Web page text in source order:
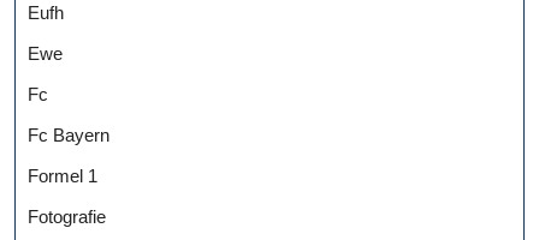
Eufh
Ewe
Fc
Fc Bayern
Formel 1
Fotografie